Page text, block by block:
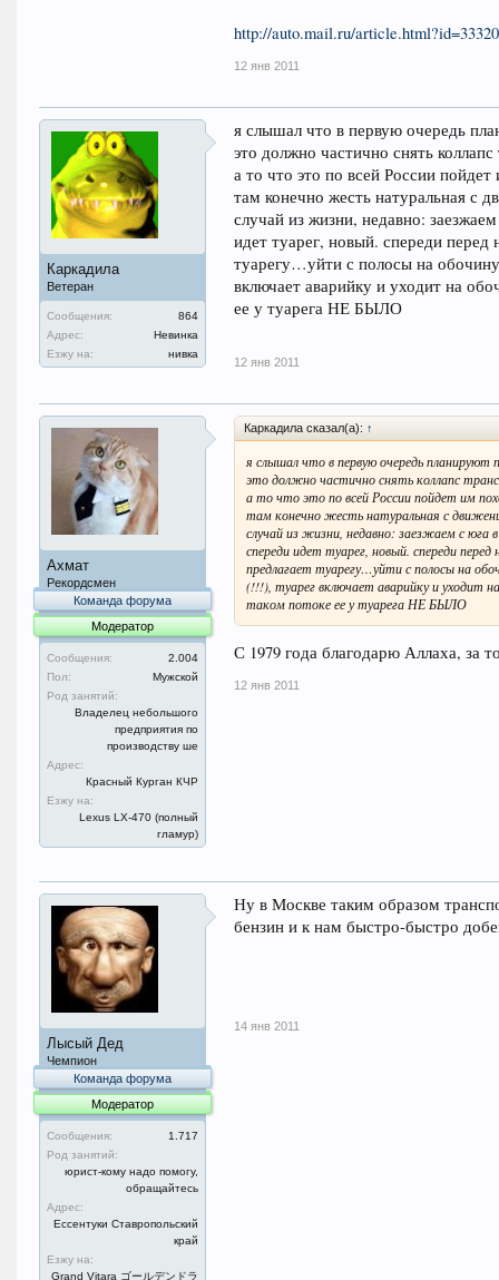
http://auto.mail.ru/article.html?id=33320
12 янв 2011
Каркадила
Ветеран
Сообщения:
864
Адрес:
Невинка
Езжу на:
нивка
я слышал что в первую очередь
это должно частично снять
а то что это по всей России
там конечно жесть натуральная с
случай из жизни, недавно:
идет туарег, новый. спереди
туарегу…уйти с полосы на
включает аварийку и уходит на
ее у туарега НЕ БЫЛО
12 янв 2011
Ахмат
Рекордсмен
Команда форума
Модератор
Сообщения:
2.004
Пол:
Мужской
Род занятий:
Владелец небольшого
предприятия по
производству ше
Адрес:
Красный Курган КЧР
Езжу на:
Lexus LX-470 (полный
гламур)
Каркадила сказал(а): ↑
я слышал что в первую очередь
это должно частично снять коллапс
а то что это по всей России пойдет им
там конечно жесть натуральная с
случай из жизни, недавно: заезжаем с
спереди идет туарег, новый. спереди
предлагает туарегу…уйти с полосы на
(!!!), туарег включает аварийку и уходит
таком потоке ее у туарега НЕ БЫЛО
С 1979 года благодарю Аллаха, за
12 янв 2011
Лысый Дед
Чемпион
Команда форума
Модератор
Сообщения:
1.717
Род занятий:
юрист-кому надо помогу,
обращайтесь
Адрес:
Ессентуки Ставропольский
край
Езжу на:
Grand Vitara ゴールデンドラ
Ну в Москве таким образом
бензин и к нам быстро-быстро
14 янв 2011